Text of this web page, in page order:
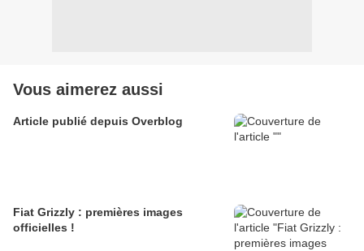
Vous aimerez aussi
Article publié depuis Overblog
Fiat Grizzly : premières images
officielles !